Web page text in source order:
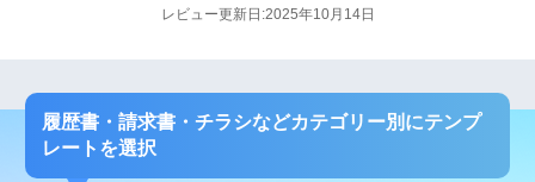
レビュー更新日:2025年10月14日
履歴書・請求書・チラシなどカテゴリー別にテンプ
レートを選択